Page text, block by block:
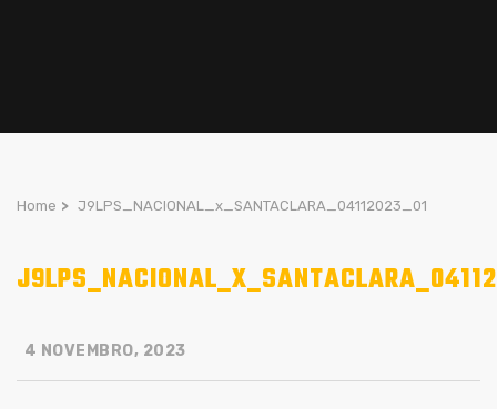
Home > J9LPS_NACIONAL_x_SANTACLARA_04112023_01
4 NOVEMBRO, 2023